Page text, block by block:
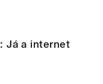
Já a internet